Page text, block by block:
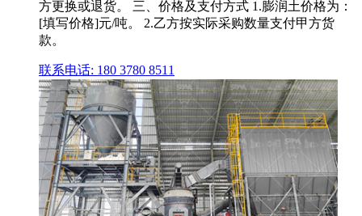
方更换或退货。 三、价格及支付方式 1.膨润土价格为：
[填写价格]元/吨。 2.乙方按实际采购数量支付甲方货
款。
联系电话: 180 3780 8511